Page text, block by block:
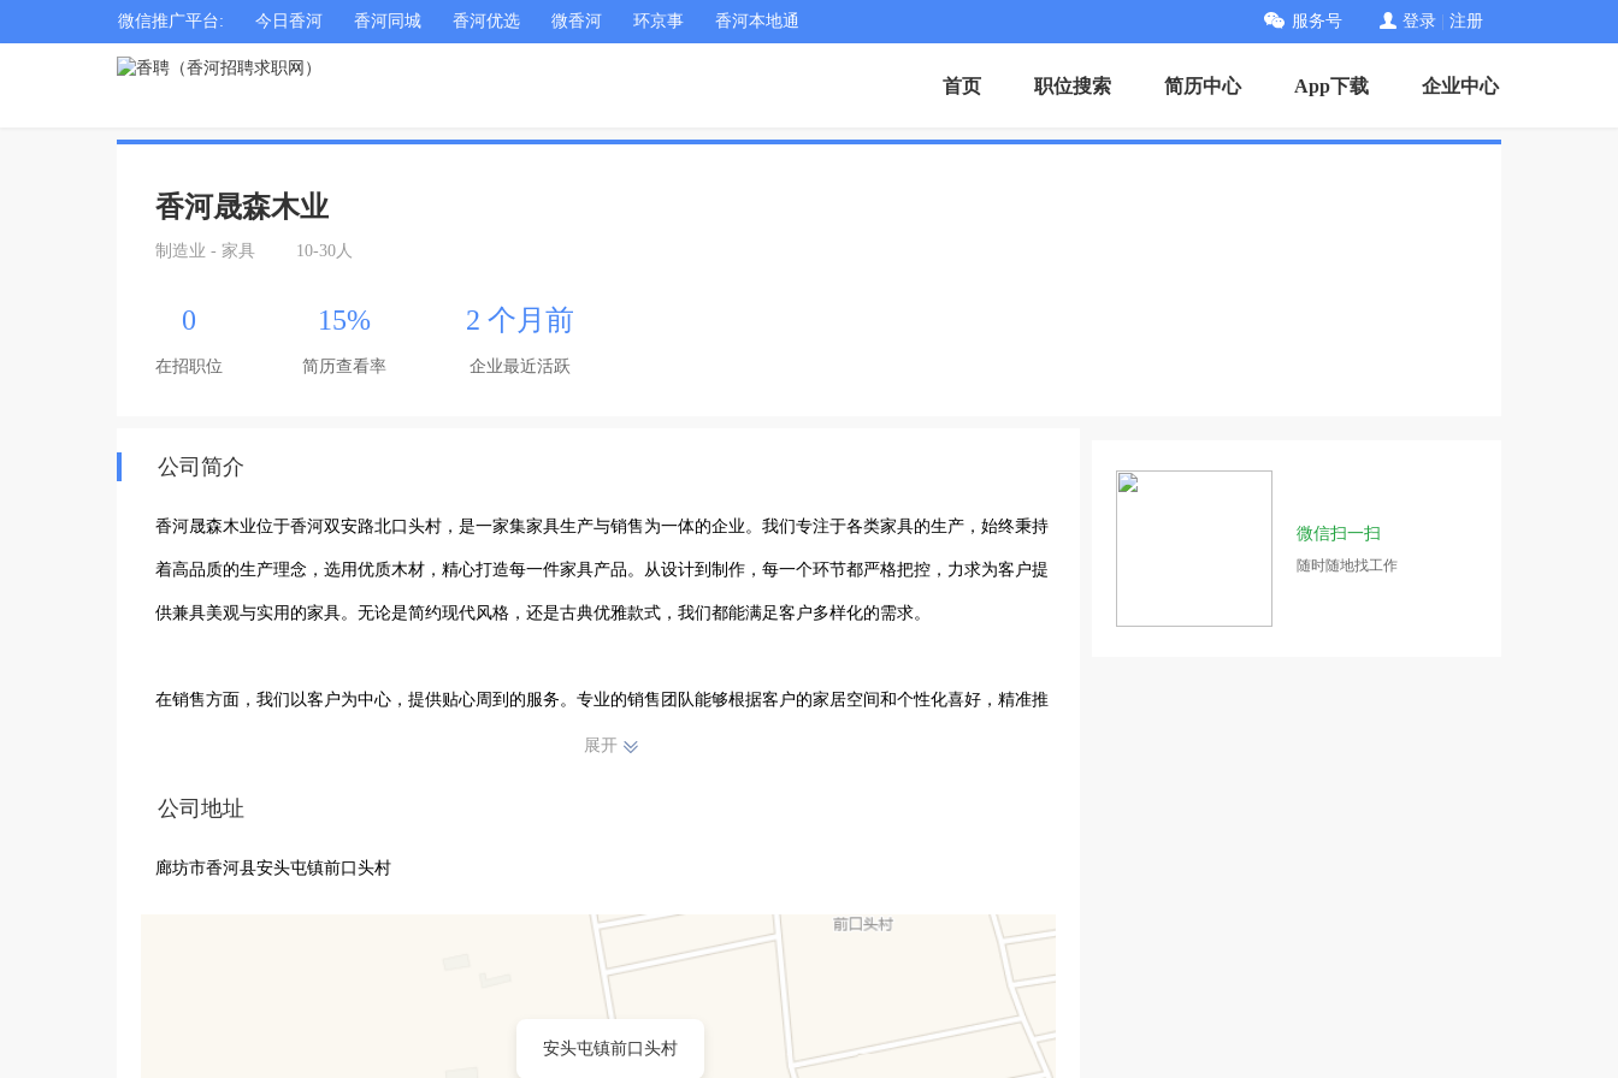
微信推广平台: 今日香河 香河同城 香河优选 微香河 环京事 香河本地通 服务号 登录 注册
首页 职位搜索 简历中心 App下载 企业中心
香河晟森木业
制造业 - 家具 10-30人
0
在招职位
15%
简历查看率
2 个月前
企业最近活跃
公司简介
香河晟森木业位于香河双安路北口头村，是一家集家具生产与销售为一体的企业。我们专注于各类家具的生产，始终秉持
着高品质的生产理念，选用优质木材，精心打造每一件家具产品。从设计到制作，每一个环节都严格把控，力求为客户提
供兼具美观与实用的家具。无论是简约现代风格，还是古典优雅款式，我们都能满足客户多样化的需求。
在销售方面，我们以客户为中心，提供贴心周到的服务。专业的销售团队能够根据客户的家居空间和个性化喜好，精准推
荐合适的家具产品。同时，完善的售后服务体系让客户无后顾之忧，确保客户在购买和使用我们家具的过程中都能感受到
展开
公司地址
廊坊市香河县安头屯镇前口头村
安头屯镇前口头村
微信扫一扫
随时随地找工作